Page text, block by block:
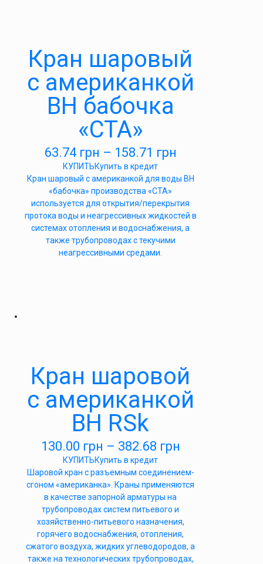
Кран шаровый
с американкой
ВН бабочка
«СТА»
63.74 грн – 158.71 грн
КУПИТЬКупить в кредит
Кран шаровый с американкой для воды ВН
«бабочка» производства «СТА»
используется для открытия/перекрытия
протока воды и неагрессивных жидкостей в
системах отопления и водоснабжения, а
также трубопроводах с текучими
неагрессивными средами.
Кран шаровой
с американкой
ВН RSk
130.00 грн – 382.68 грн
КУПИТЬКупить в кредит
Шаровой кран с разъемным соединением-
сгоном «американка». Краны применяются
в качестве запорной арматуры на
трубопроводах систем питьевого и
хозяйственно-питьевого назначения,
горячего водоснабжения, отопления,
сжатого воздуха, жидких углеводородов, а
также на технологических трубопроводах,